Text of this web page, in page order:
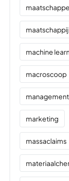
maatschappij
machine
macroscoop
management
marketing
massaclaims